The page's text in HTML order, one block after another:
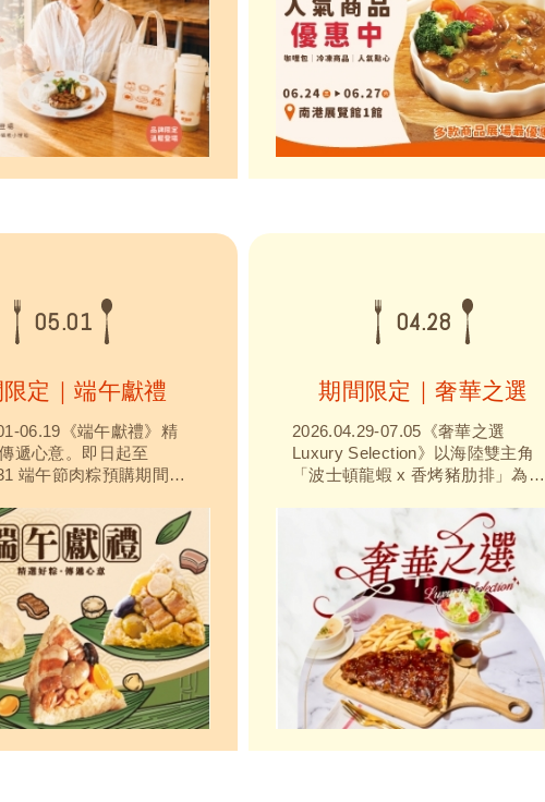
吸小燈箱，希望在每個
，都能與你再次相遇。
常，帶回家！
現做的牛排丼飯等熱食，歡迎週末
來逛逛！
05.01
定｜端午獻禮
06.19《端午獻禮》精
遞心意。即日起至
端午節肉粽預購期間享
度回歸，推出經典北部
貝粽，澎湃用料、粒粒
十足，吃了一定會愛上
我們不只準備了端午節肉
選四大系列多達25款以
04.28
期間限定｜奢華之選
2026.04.29-07.05《奢華之選
Luxury Selection》以海陸雙主角
「波士頓龍蝦 x 香烤豬肋排」為靈
滿、風味細緻清甜，是經典海味代
表，而豬肋排以肉質柔嫩、濃郁肉
香與豐富層次口感為特色，在特別
值得慶祝的日子裡，享受一次剛剛
好的奢華時刻。